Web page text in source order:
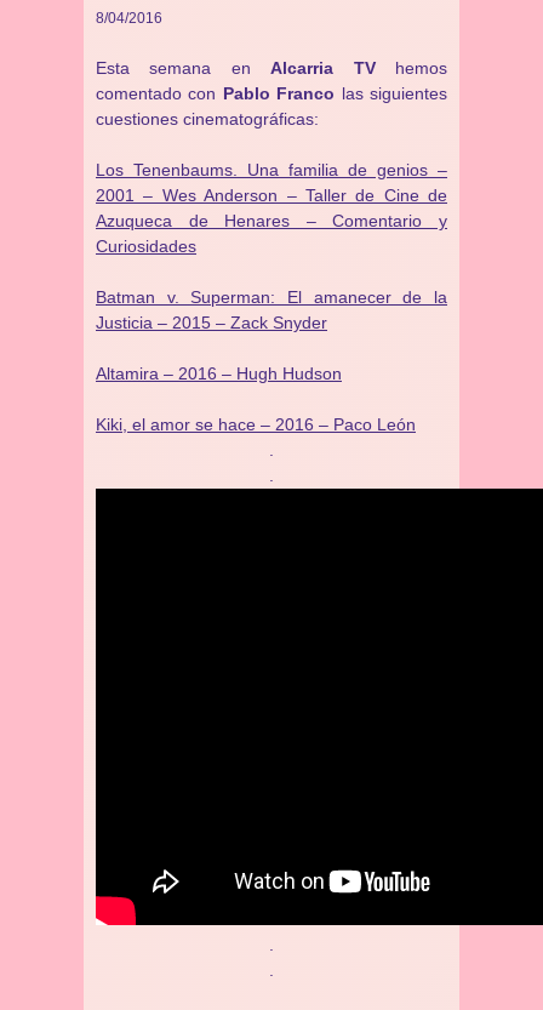
8/04/2016
Esta semana en Alcarria TVhemos
comentado con Pablo Franco las siguientes
cuestiones cinematográficas:
Los Tenenbaums. Una familia de genios –
2001 – Wes Anderson – Taller de Cine de
Azuqueca de Henares – Comentario y
Curiosidades
Batman v. Superman: El amanecer de la
Justicia – 2015 – Zack Snyder
Altamira – 2016 – Hugh Hudson
Kiki, el amor se hace – 2016 – Paco León